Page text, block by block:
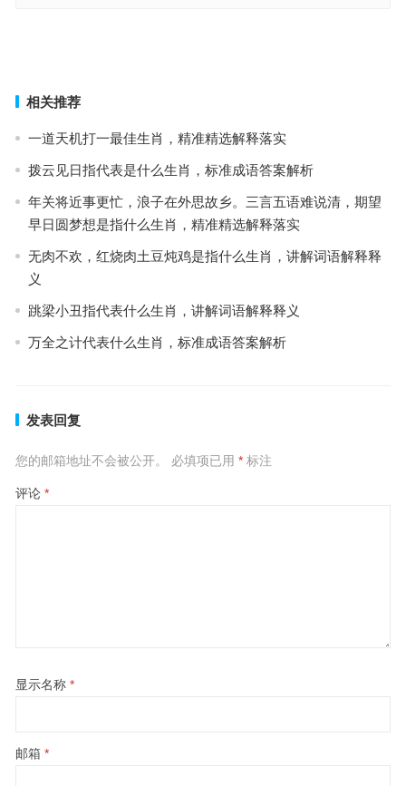
相关推荐
一道天机打一最佳生肖，精准精选解释落实
拨云见日指代表是什么生肖，标准成语答案解析
年关将近事更忙，浪子在外思故乡。三言五语难说清，期望
早日圆梦想是指什么生肖，精准精选解释落实
无肉不欢，红烧肉土豆炖鸡是指什么生肖，讲解词语解释释
义
跳梁小丑指代表什么生肖，讲解词语解释释义
万全之计代表什么生肖，标准成语答案解析
发表回复
您的邮箱地址不会被公开。 必填项已用 *标注
评论 *
显示名称 *
邮箱 *